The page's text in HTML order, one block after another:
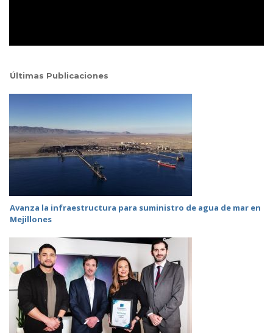
Últimas Publicaciones
Avanza la infraestructura para suministro de agua de mar en
Mejillones